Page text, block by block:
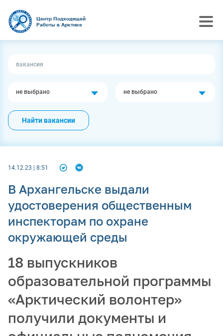
Центр Подходящей
Работы в Арктике
не выбрано не выбрано
Найти вакансии
14.12.23 | 8:51
В Архангельске выдали
удостоверения общественным
инспекторам по охране
окружающей среды
18 выпускников
образовательной программы
«Арктический волонтер»
получили документы и